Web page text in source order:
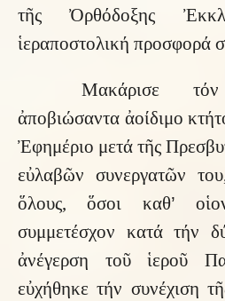
τῆς Ὀρθόδοξης
ἱεραποστολική προσφορά
Μακάρισε
ἀποβιώσαντα ἀοίδιμο
Ἐφημέριο μετά τῆς
εὐλαβῶν συνεργατῶν
ὅλους, ὅσοι καθ’
συμμετέσχον κατά τήν
ἀνέγερση τοῦ ἱεροῦ
εὐχήθηκε τήν συνέχιση